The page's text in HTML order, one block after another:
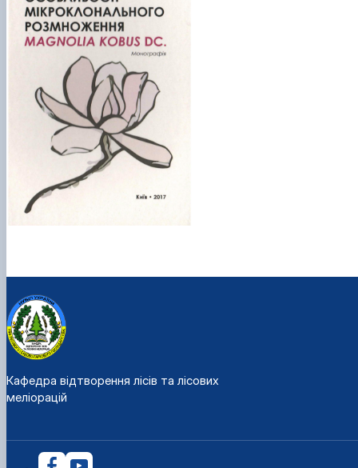
Кафедра відтворення лісів та лісових
меліорацій